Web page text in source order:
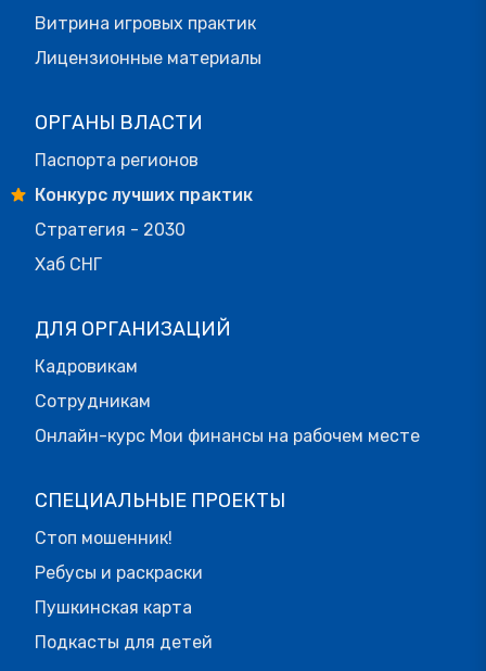
Витрина игровых практик
Лицензионные материалы
ОРГАНЫ ВЛАСТИ
Паспорта регионов
Конкурс лучших практик
Стратегия - 2030
Хаб СНГ
ДЛЯ ОРГАНИЗАЦИЙ
Кадровикам
Сотрудникам
Онлайн-курс Мои финансы на рабочем месте
СПЕЦИАЛЬНЫЕ ПРОЕКТЫ
Стоп мошенник!
Ребусы и раскраски
Пушкинская карта
Подкасты для детей